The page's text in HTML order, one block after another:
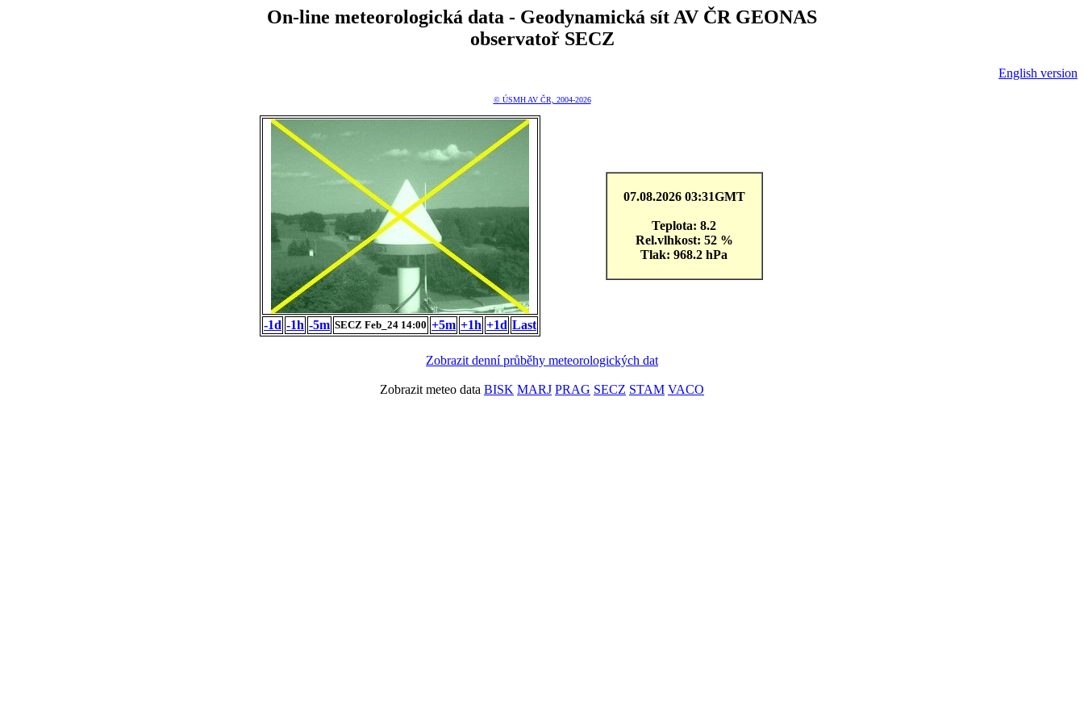
On-line meteorologická data - Geodynamická sít AV ČR GEONAS
observatoř SECZ
English version
© ÚSMH AV ČR, 2004-2026
-1d -1h -5m SECZ Feb_24 14:00 +5m +1h +1d Last
07.08.2026 03:31GMT
Teplota: 8.2
Rel.vlhkost: 52 %
Tlak: 968.2 hPa
Zobrazit denní průběhy meteorologických dat
Zobrazit meteo data BISK MARJ PRAG SECZ STAM VACO